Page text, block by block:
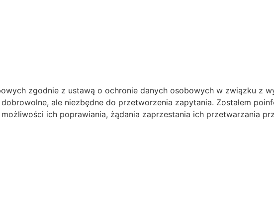
zgodnie z ustawą o ochronie danych osobowych w związku z
ale niezbędne do przetworzenia zapytania. Zostałem
ich poprawiania, żądania zaprzestania ich przetwarzania